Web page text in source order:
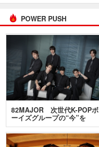
POWER PUSH
82MAJOR 次世代K-POPボ
ーイズグループの“今”を
訊…